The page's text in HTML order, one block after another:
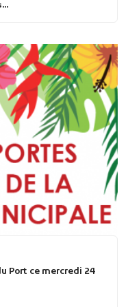
Port ce mercredi 24